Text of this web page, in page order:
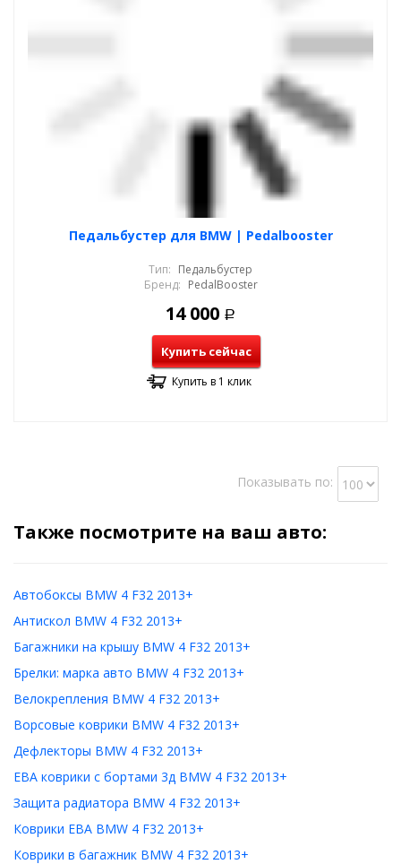
Педальбустер для BMW | Pedalbooster
Тип: Педальбустер
Бренд: PedalBooster
14 000 Р
Купить сейчас
Купить в 1 клик
Показывать по:
Также посмотрите на ваш авто:
Автобоксы BMW 4 F32 2013+
Антискол BMW 4 F32 2013+
Багажники на крышу BMW 4 F32 2013+
Брелки: марка авто BMW 4 F32 2013+
Велокрепления BMW 4 F32 2013+
Ворсовые коврики BMW 4 F32 2013+
Дефлекторы BMW 4 F32 2013+
ЕВА коврики с бортами 3д BMW 4 F32 2013+
Защита радиатора BMW 4 F32 2013+
Коврики ЕВА BMW 4 F32 2013+
Коврики в багажник BMW 4 F32 2013+